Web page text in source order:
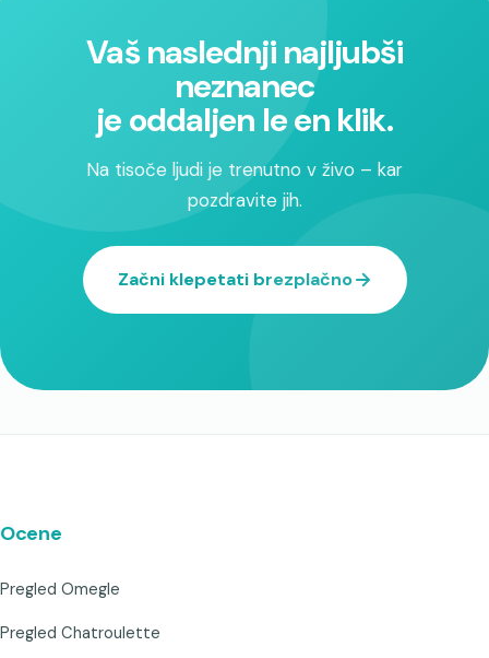
Vaš naslednji najljubši
neznanec
je oddaljen le en klik.
Na tisoče ljudi je trenutno v živo – kar
pozdravite jih.
Začni klepetati brezplačno
Ocene
Pregled Omegle
Pregled Chatroulette